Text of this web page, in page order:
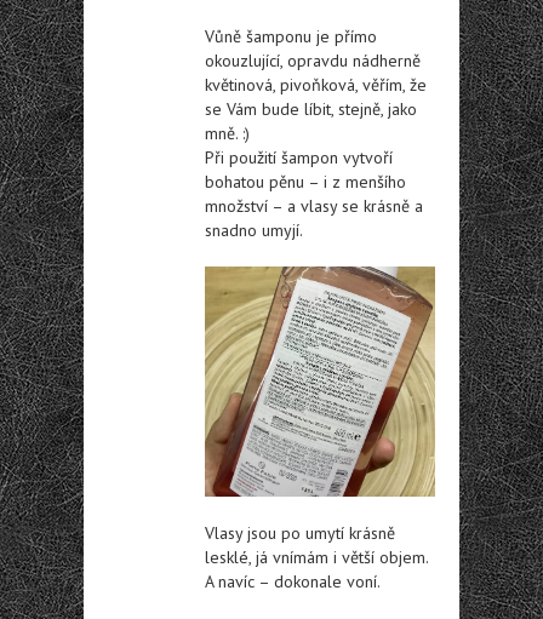
Vůně šamponu je přímo
okouzlující, opravdu nádherně
květinová, pivoňková, věřím, že
se Vám bude líbit, stejně, jako
mně. :)
Při použití šampon vytvoří
bohatou pěnu – i z menšího
množství – a vlasy se krásně a
snadno umyjí.
Vlasy jsou po umytí krásně
lesklé, já vnímám i větší objem.
A navíc – dokonale voní.